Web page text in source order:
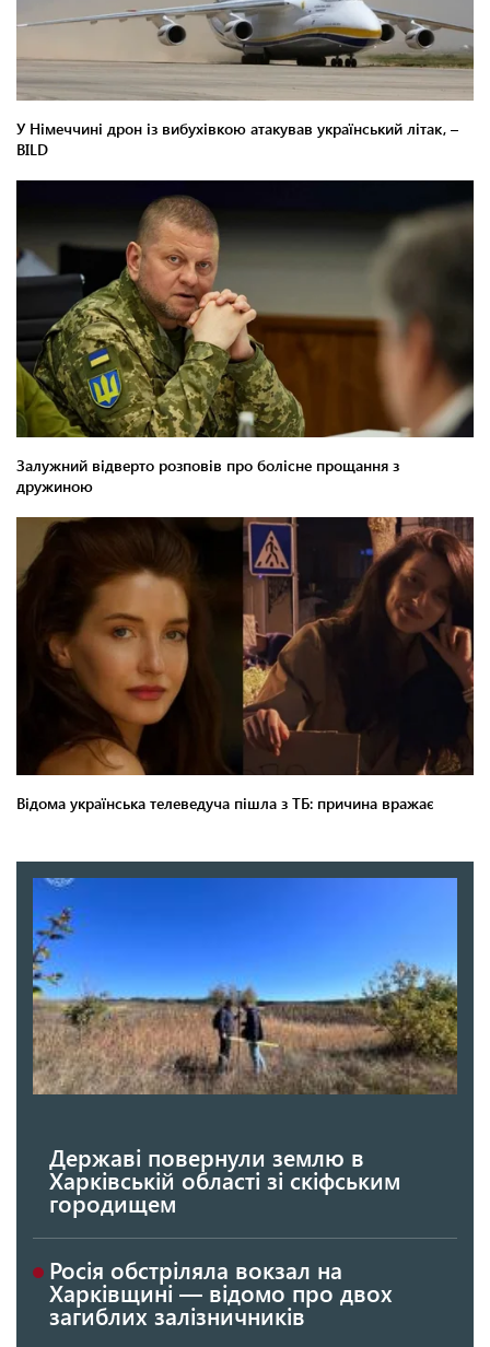
Державі повернули землю в
Харківській області зі скіфським
городищем
Росія обстріляла вокзал на
Харківщині — відомо про двох
загиблих залізничників